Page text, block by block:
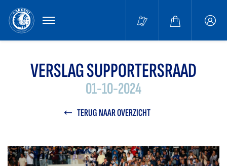
MENU
VERSLAG SUPPORTERSRAAD
01-10-2024
TERUG NAAR OVERZICHT